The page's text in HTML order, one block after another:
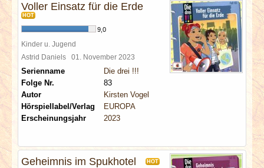
Voller Einsatz für die Erde
HOT
9,0
Kinder u. Jugend
Astrid Daniels 01. November 2023
Serienname
Die drei !!!
Folge Nr.
83
Autor
Kirsten Vogel
Hörspiellabel/Verlag
EUROPA
Erscheinungsjahr
2023
Geheimnis im Spukhotel HOT